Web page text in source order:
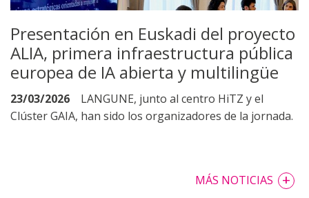
Presentación en Euskadi del proyecto
ALIA, primera infraestructura pública
europea de IA abierta y multilingüe
23/03/2026
LANGUNE, junto al centro HiTZ y el
Clúster GAIA, han sido los organizadores de la jornada.
MÁS NOTICIAS +